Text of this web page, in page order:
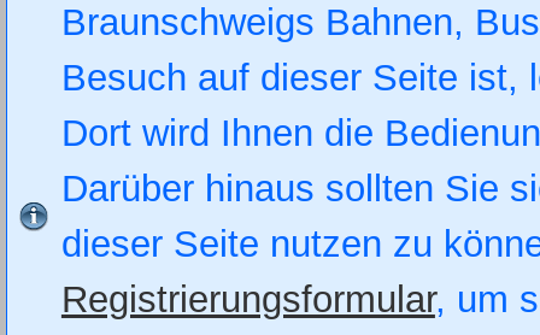
Braunschweigs Bahnen,
Besuch auf dieser Seite
Dort wird Ihnen die
Darüber hinaus sollten Sie
dieser Seite nutzen zu
Registrierungsformular, um